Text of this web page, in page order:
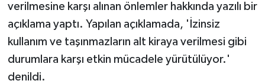
verilmesine karşı alınan önlemler hakkında yazılı bir
açıklama yaptı. Yapılan açıklamada, 'İzinsiz
kullanım ve taşınmazların alt kiraya verilmesi gibi
durumlara karşı etkin mücadele yürütülüyor.'
denildi.